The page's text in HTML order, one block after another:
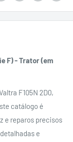
F) - Trator (em
F105N 2D0,
catálogo é
e reparos precisos
e